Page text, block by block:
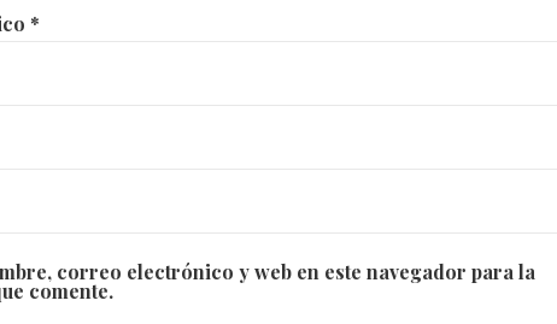
*
correo electrónico y web en este navegador para la
comente.